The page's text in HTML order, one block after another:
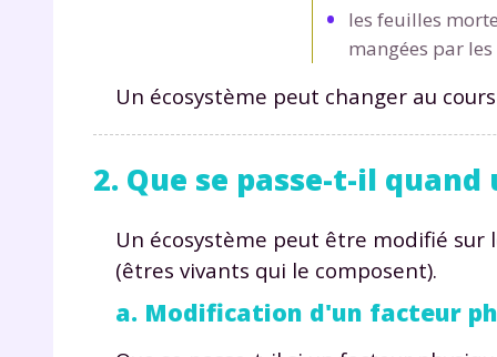
les feuilles
mangées par
Un écosystème peut changer au
2. Que se passe-t-il
Un écosystème peut être modifié
(êtres vivants qui le composent).
a. Modification d'un facteur
* Votre
vos